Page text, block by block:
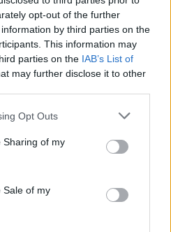
opt-out of the further
by third parties on the
This information may
parties on the IAB’s List of
may further disclose it to other
app uses one or more Google
behaviour. You may click to
and its third-party tags to
purposes in below Google
Opt Outs
Sharing of my
Sale of my